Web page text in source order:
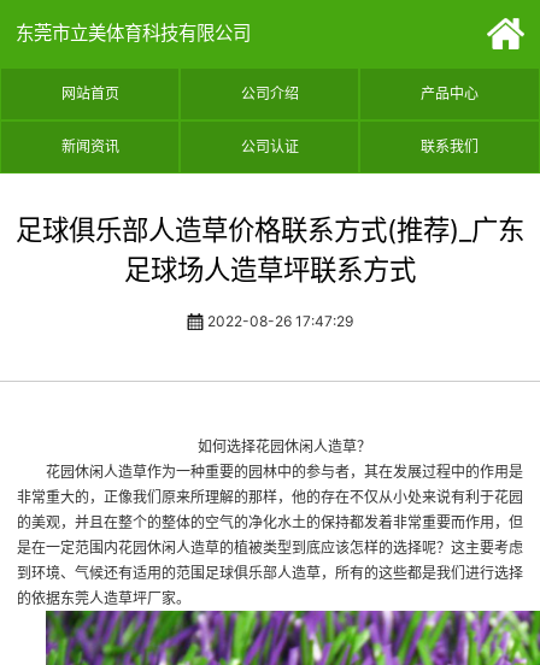
东莞市立美体育科技有限公司
网站首页 公司介绍 产品中心
新闻资讯 公司认证 联系我们
足球俱乐部人造草价格联系方式(推荐)_广东
足球场人造草坪联系方式
2022-08-26 17:47:29
如何选择花园休闲人造草？
花园休闲人造草作为一种重要的园林中的参与者，其在发展过程中的作用是
非常重大的，正像我们原来所理解的那样，他的存在不仅从小处来说有利于花园
的美观，并且在整个的整体的空气的净化水土的保持都发着非常重要而作用，但
是在一定范围内花园休闲人造草的植被类型到底应该怎样的选择呢？这主要考虑
到环境、气候还有适用的范围 足球俱乐部人造草，所有的这些都是我们进行选择
的依据东莞人造草坪厂家。